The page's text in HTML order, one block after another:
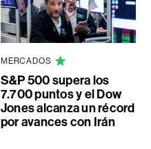
MERCADOS
S&P 500 supera los
7.700 puntos y el Dow
Jones alcanza un récord
por avances con Irán